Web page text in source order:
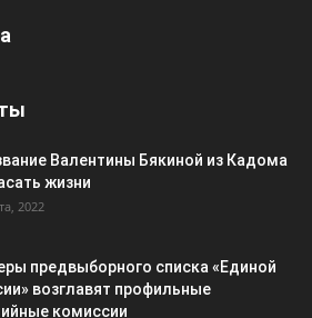
Валентины Бякиной из Кадома
жизни
2022
предвыборного списка «Единой
возглавят профильные
комиссии